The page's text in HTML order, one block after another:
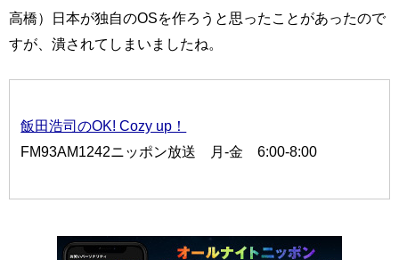
高橋）日本が独自のOSを作ろうと思ったことがあったので
すが、潰されてしまいましたね。
飯田浩司のOK! Cozy up！
FM93AM1242ニッポン放送 月-金 6:00-8:00